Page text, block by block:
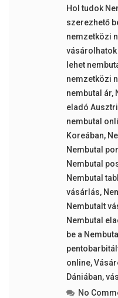
Hol tudok
szerezhető
nemzetközi
vásárolhatok
lehet
nemzetközi
nembutal ár,
eladó
nembutal
Koreában,
Nembutal
Nembutal
Nembutal
vásárlás,
Nembutalt
Nembutal
be a
online,
Dániában,
No